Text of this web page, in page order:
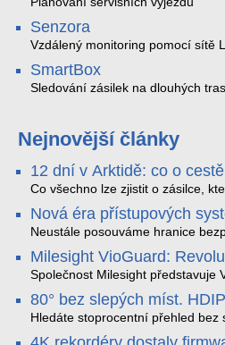
Senzora
Vzdálený monitoring pomocí sítě
SmartBox
Sledování zásilek na dlouhých
Nejnovější články
12 dní v Arktidě: co o
data ze SMARTBOX 2
Co všechno lze zjistit o zásilce,
projede Arktidou? SMARTBOX 2
Tromsø přes Lofoty, Kirunu a
Nordkapp. Bez jediného dobití, v
otřesy i náklon. Výsledkem není
podrobný datový příběh celé
Nová éra přístupových
Signo
Neustále posouváme hranice
v oblasti kontroly přístupu –
čtečky HID Signo.
Milesight VioGuard:
detekci dopravních
Společnost Milesight představuje
dopravních přestupků. Tento
sofistikovanými algoritmy umělé
tak, aby poskytoval komplexní
80° bez slepých míst.
streamuje na YouTube –
Hledáte stoprocentní přehled bez
panoramatická kamera